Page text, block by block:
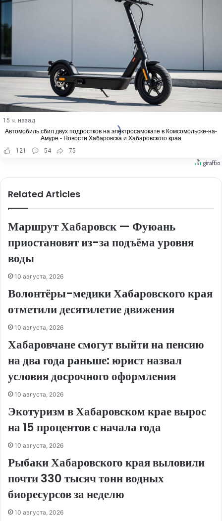
15 ч. назад
Автомобиль сбил двух подростков на электросамокате в Комсомольске-на-
Амуре - Новости Хабаровска и Хабаровского края
121
54 75
Related Articles
Маршрут Хабаровск — Фуюань
приостановят из-за подъёма уровня
воды
10 августа, 2026
Волонтёры-медики Хабаровского края
отметили десятилетие движения
10 августа, 2026
Хабаровчане смогут выйти на пенсию
на два года раньше: юрист назвал
условия досрочного оформления
10 августа, 2026
Экотуризм в Хабаровском крае вырос
на 15 процентов с начала года
10 августа, 2026
Рыбаки Хабаровского края выловили
почти 330 тысяч тонн водных
биоресурсов за неделю
10 августа, 2026